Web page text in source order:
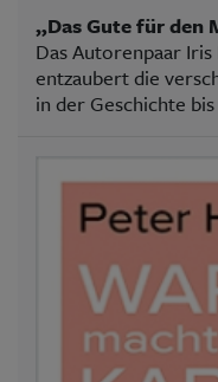
„Das Gute für den
Das Autorenpaar
entzaubert die
in der Geschichte